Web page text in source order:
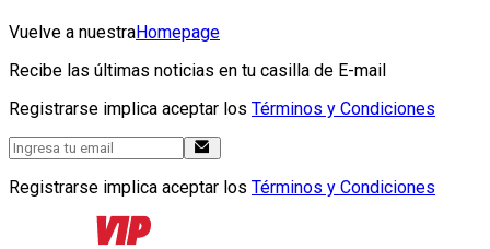
Vuelve a nuestraHomepage
Recibe las últimas noticias en tu casilla de E-mail
Registrarse implica aceptar los Términos y Condiciones
Registrarse implica aceptar los Términos y Condiciones